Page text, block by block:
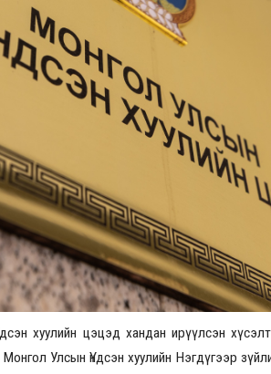
хуулийн цэцэд хандан ирүүлсэн
Улсын Үндсэн хуулийн Нэгдүгээр